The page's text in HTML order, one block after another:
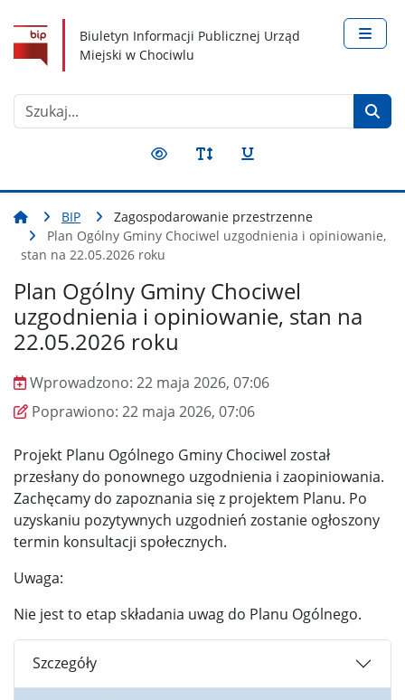
Biuletyn Informacji Publicznej Urząd
Miejski w Chociwlu
Szukaj
BIP
Zagospodarowanie przestrzenne
Plan Ogólny Gminy Chociwel uzgodnienia i opiniowanie,
stan na 22.05.2026 roku
Plan Ogólny Gminy Chociwel
uzgodnienia i opiniowanie, stan na
22.05.2026 roku
Wprowadzono
Wprowadzono: 22 maja 2026, 07:06
Poprawiono
Poprawiono: 22 maja 2026, 07:06
Projekt Planu Ogólnego Gminy Chociwel został
przesłany do ponownego uzgodnienia i zaopiniowania.
Zachęcamy do zapoznania się z projektem Planu. Po
uzyskaniu pozytywnych uzgodnień zostanie ogłoszony
termin konsultacji społecznych.
Uwaga:
Nie jest to etap składania uwag do Planu Ogólnego.
Szczegóły